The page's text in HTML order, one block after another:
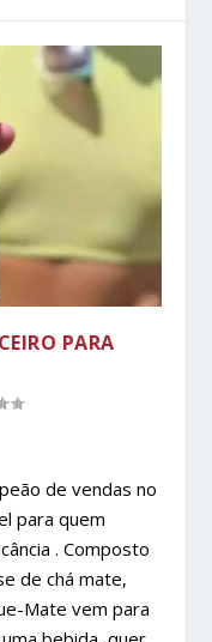
PARA
de vendas no
para quem
. Composto
de chá mate,
Mate vem para